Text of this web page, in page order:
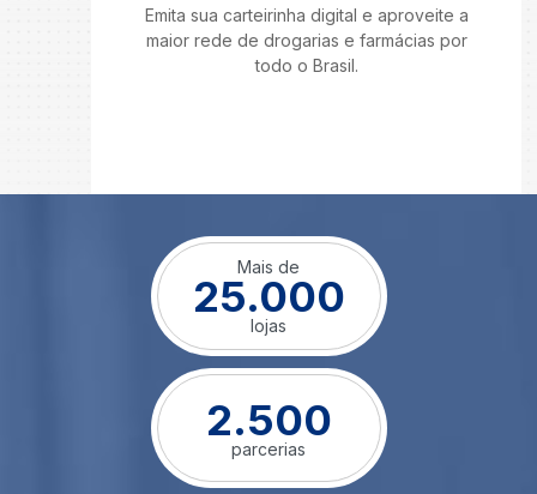
Emita sua carteirinha digital e aproveite a
maior rede de drogarias e farmácias por
todo o Brasil.
Mais de
25.000
lojas
2.500
parcerias